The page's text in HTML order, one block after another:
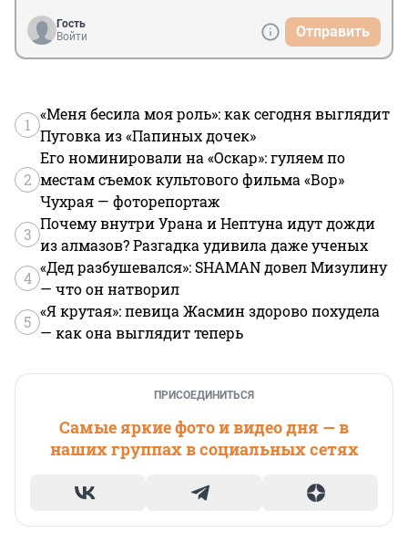
Гость
Войти
Отправить
1
«Меня бесила моя роль»: как сегодня выглядит
Пуговка из «Папиных дочек»
2
Его номинировали на «Оскар»: гуляем по
местам съемок культового фильма «Вор»
Чухрая — фоторепортаж
3
Почему внутри Урана и Нептуна идут дожди
из алмазов? Разгадка удивила даже ученых
4
«Дед разбушевался»: SHAMAN довел Мизулину
— что он натворил
5
«Я крутая»: певица Жасмин здорово похудела
— как она выглядит теперь
ПРИСОЕДИНИТЬСЯ
Самые яркие фото и видео дня — в
наших группах в социальных сетях